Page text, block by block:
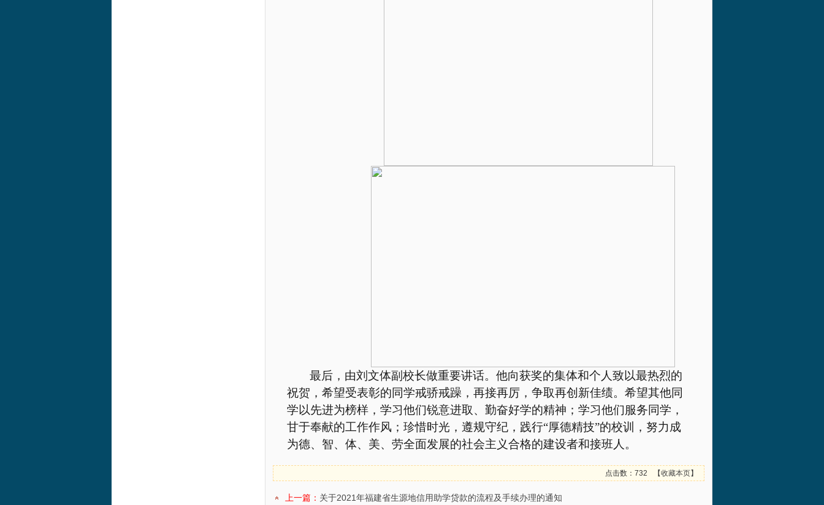
最后，由刘文体副校长做重要讲话。他向获奖的集体和个人致以最热烈的
祝贺，希望受表彰的同学戒骄戒躁，再接再厉，争取再创新佳绩。希望其他同
学以先进为榜样，学习他们锐意进取、勤奋好学的精神；学习他们服务同学，
甘于奉献的工作作风；珍惜时光，遵规守纪，践行“厚德精技”的校训，努力成
为德、智、体、美、劳全面发展的社会主义合格的建设者和接班人。
点击数：732 【收藏本页】
上一篇： 关于2021年福建省生源地信用助学贷款的流程及手续办理的通知